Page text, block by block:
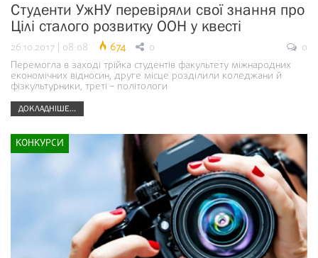
Студенти УжНУ перевіряли свої знання про
Цілі сталого розвитку ООН у квесті
26.10.2017 | 08:08 674 0
0
Перемогла в заході трійка студентів факультету міжнародних
економічних відносин, друге місце розділили коледжани й
фізкультурники, треті – політологи
ДОКЛАДНІШЕ...
КОНКУРСИ